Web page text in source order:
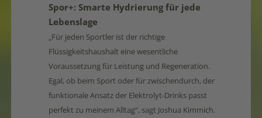
Spor+: Smarte Hydrierung für jede
Lebenslage
„Für jeden Sportler ist der richtige
Flüssigkeitshaushalt eine wesentliche
Voraussetzung für Leistung und Regeneration.
Egal, ob beim Sport oder für zwischendurch, der
funktionale Ansatz der Elektrolyt-Drinks passt
perfekt zu meinem Alltag“, sagt Joshua Kimmich.